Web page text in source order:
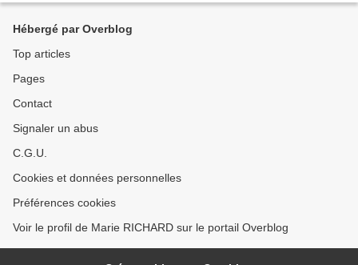
Hébergé par Overblog
Top articles
Pages
Contact
Signaler un abus
C.G.U.
Cookies et données personnelles
Préférences cookies
Voir le profil de Marie RICHARD sur le portail Overblog